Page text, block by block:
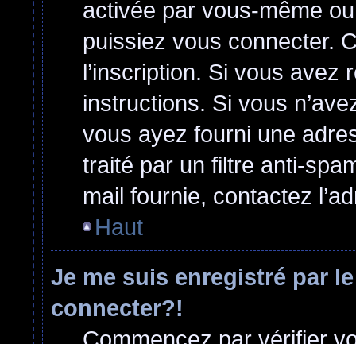
activée par vous-même
puissiez vous connecter.
l’inscription. Si vous avez
instructions. Si vous
vous ayez fourni une
traité par un filtre anti-
mail fournie, contactez
Haut
Je me suis enregistré par
connecter?!